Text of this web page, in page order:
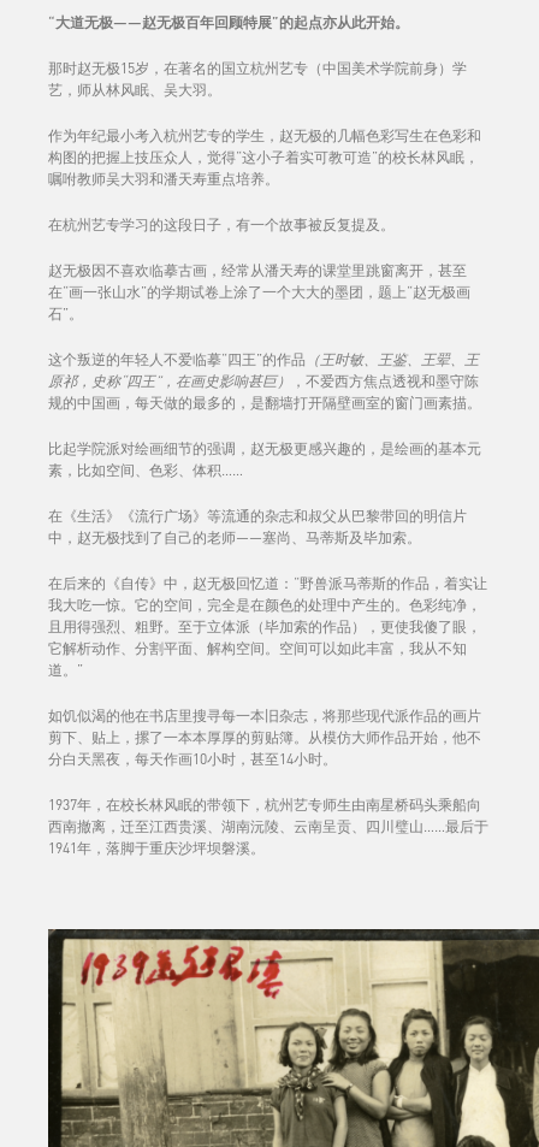
“大道无极——赵无极百年回顾特展”的起点亦从此开始。
那时赵无极15岁，在著名的国立杭州艺专（中国美术学院前身）学
艺，师从林风眠、吴大羽。
作为年纪最小考入杭州艺专的学生，赵无极的几幅色彩写生在色彩和
构图的把握上技压众人，觉得“这小子着实可教可造”的校长林风眠，
嘱咐教师吴大羽和潘天寿重点培养。
在杭州艺专学习的这段日子，有一个故事被反复提及。
赵无极因不喜欢临摹古画，经常从潘天寿的课堂里跳窗离开，甚至
在“画一张山水”的学期试卷上涂了一个大大的墨团，题上“赵无极画
石”。
这个叛逆的年轻人不爱临摹“四王”的作品 （王时敏、王鉴、王翚、王
原祁，史称“四王”，在画史影响甚巨）
，不爱西方焦点透视和墨守陈
规的中国画，每天做的最多的，是翻墙打开隔壁画室的窗门画素描。
比起学院派对绘画细节的强调，赵无极更感兴趣的，是绘画的基本元
素，比如空间、色彩、体积……
在《生活》《流行广场》等流通的杂志和叔父从巴黎带回的明信片
中，赵无极找到了自己的老师——塞尚、马蒂斯及毕加索。
在后来的《自传》中，赵无极回忆道：“野兽派马蒂斯的作品，着实让
我大吃一惊。它的空间，完全是在颜色的处理中产生的。色彩纯净，
且用得强烈、粗野。至于立体派（毕加索的作品），更使我傻了眼，
它解析动作、分割平面、解构空间。空间可以如此丰富，我从不知
道。”
如饥似渴的他在书店里搜寻每一本旧杂志，将那些现代派作品的画片
剪下、贴上，摞了一本本厚厚的剪贴簿。从模仿大师作品开始，他不
分白天黑夜，每天作画10小时，甚至14小时。
1937年，在校长林风眠的带领下，杭州艺专师生由南星桥码头乘船向
西南撤离，迁至江西贵溪、湖南沅陵、云南呈贡、四川璧山……最后于
1941年，落脚于重庆沙坪坝磐溪。